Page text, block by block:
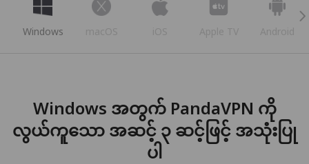
Windows macOS iOS Apple TV Android
Windows အတွက် PandaVPN ကို
လွယ်ကူသော အဆင့် ၃ ဆင့်ဖြင့် အသုံးပြု
ပါ